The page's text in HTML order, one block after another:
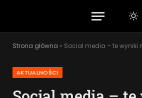
Strona główna » Social media – te wyniki
AKTUALNOŚCI